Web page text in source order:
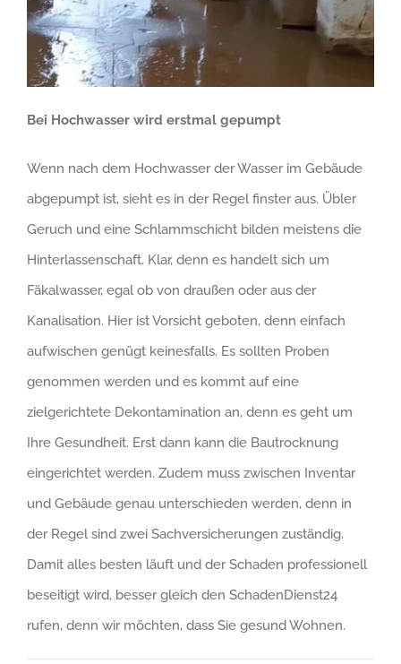
Bei Hochwasser wird erstmal gepumpt
Wenn nach dem Hochwasser der Wasser im Gebäude
abgepumpt ist, sieht es in der Regel finster aus. Übler
Geruch und eine Schlammschicht bilden meistens die
Hinterlassenschaft. Klar, denn es handelt sich um
Fäkalwasser, egal ob von draußen oder aus der
Kanalisation. Hier ist Vorsicht geboten, denn einfach
aufwischen genügt keinesfalls. Es sollten Proben
genommen werden und es kommt auf eine
zielgerichtete Dekontamination an, denn es geht um
Ihre Gesundheit. Erst dann kann die Bautrocknung
eingerichtet werden. Zudem muss zwischen Inventar
und Gebäude genau unterschieden werden, denn in
der Regel sind zwei Sachversicherungen zuständig.
Damit alles besten läuft und der Schaden professionell
beseitigt wird, besser gleich den SchadenDienst24
rufen, denn wir möchten, dass Sie gesund Wohnen.